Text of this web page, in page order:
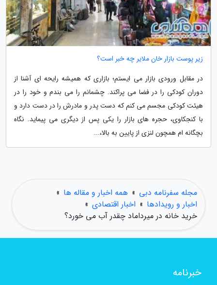
زیر پوست بازار خان ملایر چه خبر است؟
در مقابل ورودی بازار می ایستم؛ بازاری که همیشه رایحه ای آشنا از
دوران کودکی را در فضا می پراکند. چشمانم را می بندم و خود را در
هیئت کودکی مجسم می کنم که دست پدر و مادرش را در دست دارد و
با کنجکاوی، حجره های بازار را یکی پس از دیگری می پیماید. نگاه
بچگانه ام همچون لنزی از پایین به بالا،...
مجله سفرنامه دبی » همه اخبار و مقاله ها »
اخبار و رویدادها » اخبار اقتصادی »
خرید خانه در میرداماد چقدر آب می خورد؟
خبرنامه